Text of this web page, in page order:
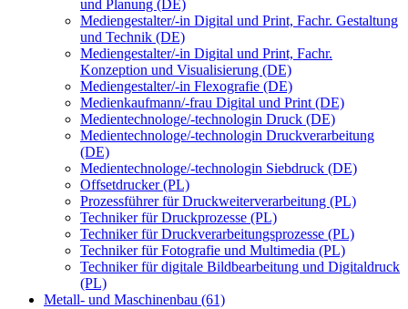
und Planung (DE)
Mediengestalter/-in Digital und Print, Fachr. Gestaltung
und Technik (DE)
Mediengestalter/-in Digital und Print, Fachr.
Konzeption und Visualisierung (DE)
Mediengestalter/-in Flexografie (DE)
Medienkaufmann/-frau Digital und Print (DE)
Medientechnologe/-technologin Druck (DE)
Medientechnologe/-technologin Druckverarbeitung
(DE)
Medientechnologe/-technologin Siebdruck (DE)
Offsetdrucker (PL)
Prozessführer für Druckweiterverarbeitung (PL)
Techniker für Druckprozesse (PL)
Techniker für Druckverarbeitungsprozesse (PL)
Techniker für Fotografie und Multimedia (PL)
Techniker für digitale Bildbearbeitung und Digitaldruck
(PL)
Metall- und Maschinenbau (61)